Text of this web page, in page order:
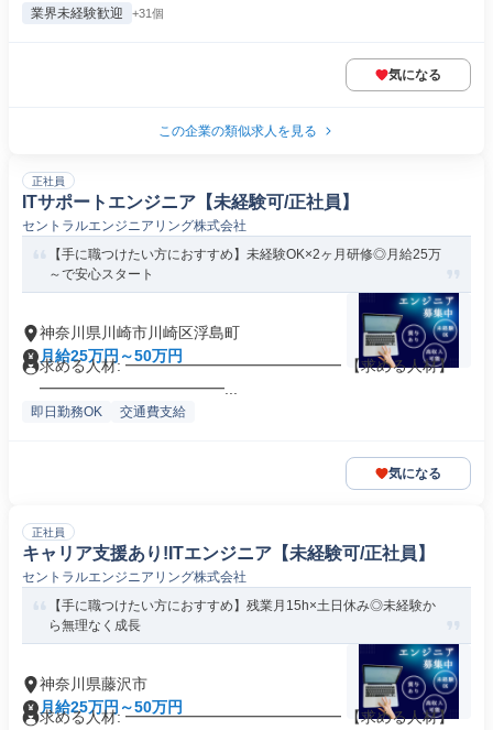
業界未経験歓迎 +31個
気になる
この企業の類似求人を見る
正社員
ITサポートエンジニア【未経験可/正社員】
セントラルエンジニアリング株式会社
【手に職つけたい方におすすめ】未経験OK×2ヶ月研修◎月給25万
～で安心スタート
神奈川県川崎市川崎区浮島町
月給25万円～50万円
求める人材: ━━━━━━━━━━━━━━ 【求める人材】
━━━━━━━━━━━━...
即日勤務OK 交通費支給
気になる
正社員
キャリア支援あり!ITエンジニア【未経験可/正社員】
セントラルエンジニアリング株式会社
【手に職つけたい方におすすめ】残業月15h×土日休み◎未経験か
ら無理なく成長
神奈川県藤沢市
月給25万円～50万円
求める人材: ━━━━━━━━━━━━━━ 【求める人材】